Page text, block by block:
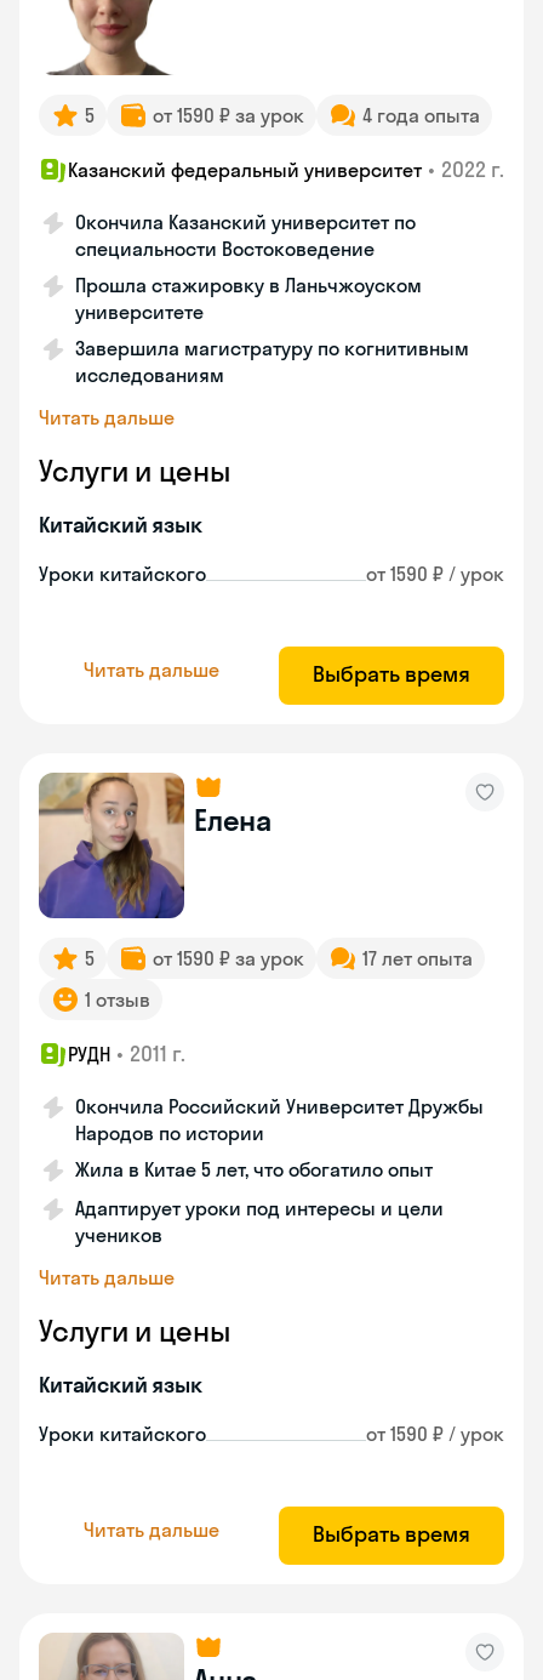
5 от 1590 ₽ за урок 4 года опыта
Казанский федеральный университет • 2022 г.
Окончила Казанский университет по
специальности Востоковедение
Прошла стажировку в Ланьчжоуском
университете
Завершила магистратуру по когнитивным
исследованиям
Читать дальше
Услуги и цены
Китайский язык
Уроки китайского от 1590 ₽ / урок
Читать дальше Выбрать время
Елена
5 от 1590 ₽ за урок
17 лет опыта
1 отзыв
РУДН • 2011 г.
Окончила Российский Университет Дружбы
Народов по истории
Жила в Китае 5 лет, что обогатило опыт
Адаптирует уроки под интересы и цели
учеников
Читать дальше
Услуги и цены
Китайский язык
Уроки китайского от 1590 ₽ / урок
Читать дальше Выбрать время